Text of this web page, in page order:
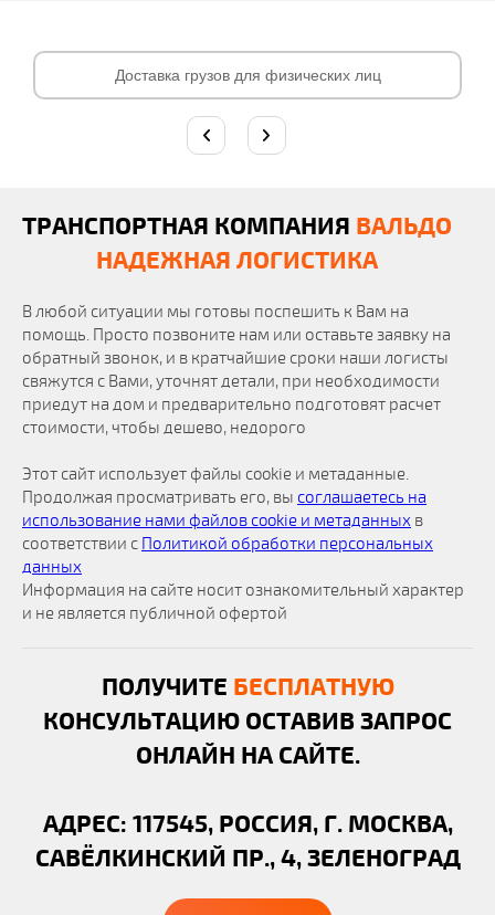
Доставка грузов для физических лиц
ТРАНСПОРТНАЯ КОМПАНИЯ ВАЛЬДО
НАДЕЖНАЯ ЛОГИСТИКА
В любой ситуации мы готовы поспешить к Вам на
помощь. Просто позвоните нам или оставьте заявку на
обратный звонок, и в кратчайшие сроки наши логисты
свяжутся с Вами, уточнят детали, при необходимости
приедут на дом и предварительно подготовят расчет
стоимости, чтобы дешево, недорого
Этот сайт использует файлы cookie и метаданные.
Продолжая просматривать его, вы соглашаетесь на
использование нами файлов cookie и метаданных в
соответствии с Политикой обработки персональных
данных
Информация на сайте носит ознакомительный характер
и не является публичной офертой
ПОЛУЧИТЕ БЕСПЛАТНУЮ
КОНСУЛЬТАЦИЮ ОСТАВИВ ЗАПРОС
ОНЛАЙН НА САЙТЕ.
АДРЕС: 117545, РОССИЯ, Г. МОСКВА,
САВЁЛКИНСКИЙ ПР., 4, ЗЕЛЕНОГРАД